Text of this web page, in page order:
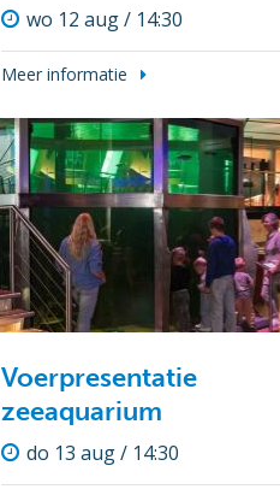
wo 12 aug / 14:30
Meer informatie
Voerpresentatie
zeeaquarium
do 13 aug / 14:30